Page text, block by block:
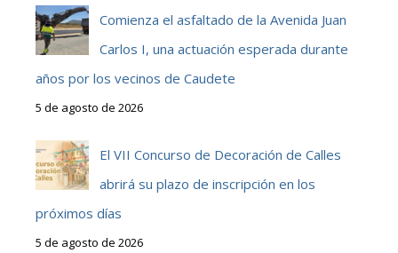
Comienza el asfaltado de la Avenida Juan
Carlos I, una actuación esperada durante
años por los vecinos de Caudete
5 de agosto de 2026
El VII Concurso de Decoración de Calles
abrirá su plazo de inscripción en los
próximos días
5 de agosto de 2026